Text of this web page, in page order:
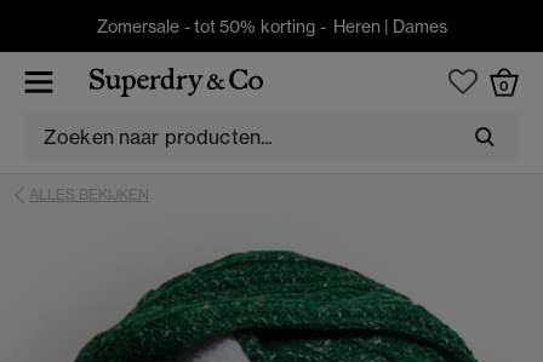
Zomersale - tot 50% korting - Heren | Dames
0
ALLES BEKIJKEN